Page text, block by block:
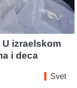
izraelskom
i deca
Svet